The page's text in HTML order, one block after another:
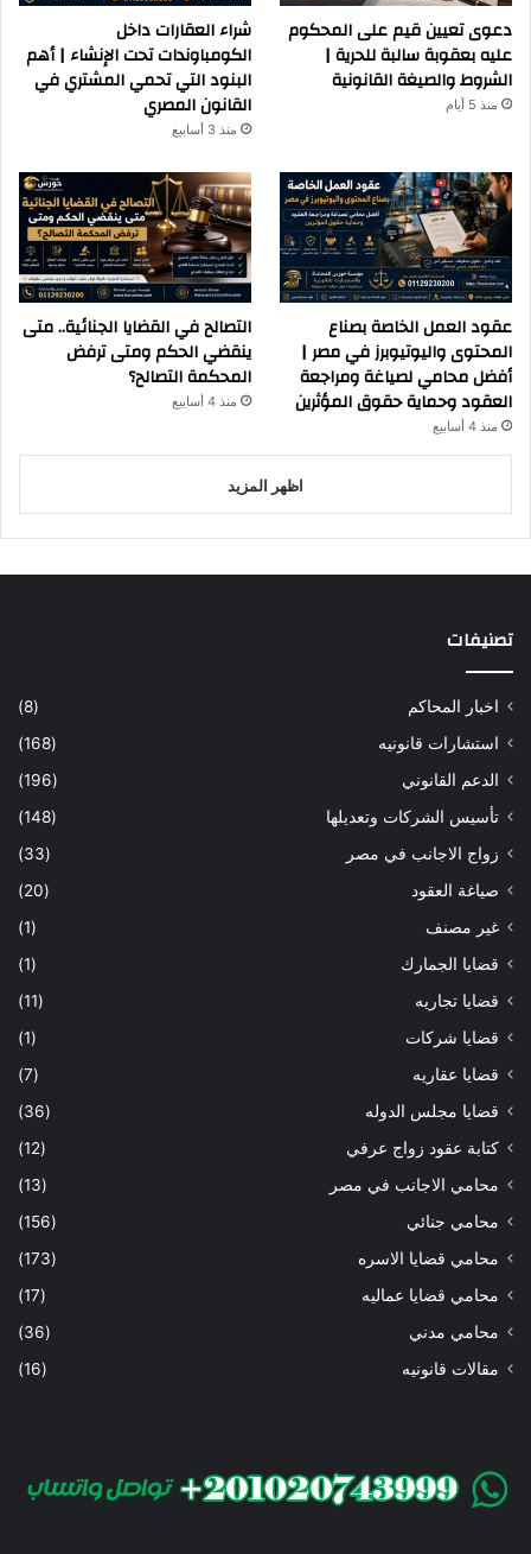
دعوى تعيين قيم على المحكوم
عليه بعقوبة سالبة للحرية |
الشروط والصيغة القانونية
منذ 5 أيام
شراء العقارات داخل
الكومباوندات تحت الإنشاء | أهم
البنود التي تحمي المشتري في
القانون المصري
منذ 3 أسابيع
عقود العمل الخاصة بصناع
المحتوى واليوتيوبرز في مصر |
أفضل محامي لصياغة ومراجعة
العقود وحماية حقوق المؤثرين
منذ 4 أسابيع
التصالح في القضايا الجنائية.. متى
ينقضي الحكم ومتى ترفض
المحكمة التصالح؟
منذ 4 أسابيع
اظهر المزيد
تصنيفات
اخبار المحاكم
(8)
استشارات قانونيه
(168)
الدعم القانوني
(196)
تأسيس الشركات وتعديلها
(148)
زواج الاجانب في مصر
(33)
صياغة العقود
(20)
غير مصنف
(1)
قضايا الجمارك
(1)
قضايا تجاريه
(11)
قضايا شركات
(1)
قضايا عقاريه
(7)
قضايا مجلس الدوله
(36)
كتابة عقود زواج عرفي
(12)
محامي الاجانب في مصر
(13)
محامي جنائي
(156)
محامي قضايا الاسره
(173)
محامي قضايا عماليه
(17)
محامي مدني
(36)
مقالات قانونيه
(16)